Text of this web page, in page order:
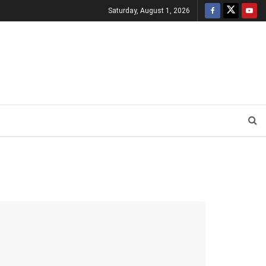
Saturday, August 1, 2026